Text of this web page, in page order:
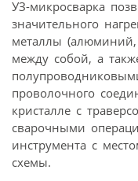
УЗ-микросварка
значительного
металлы (алюминий,
между собой, а
проволочного
кристалле с
сварочными
инструмента с
схемы.